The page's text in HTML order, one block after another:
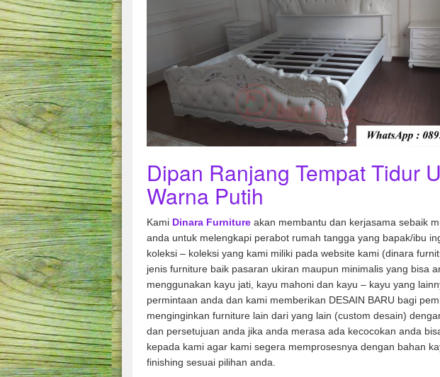
Dipan Ranjang Tempat Tidur
Warna Putih
Kami Dinara Furniture akan membantu dan kerjasama sebaik
anda untuk melengkapi perabot rumah tangga yang bapak/ibu
koleksi – koleksi yang kami miliki pada website kami (dinara
jenis furniture baik pasaran ukiran maupun minimalis yang bisa
menggunakan kayu jati, kayu mahoni dan kayu – kayu yang
permintaan anda dan kami memberikan DESAIN BARU bagi
menginginkan furniture lain dari yang lain (custom desain)
dan persetujuan anda jika anda merasa ada kecocokan anda
kepada kami agar kami segera memprosesnya dengan bahan
finishing sesuai pilihan anda.